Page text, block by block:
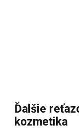
Ďalšie
kozmetika